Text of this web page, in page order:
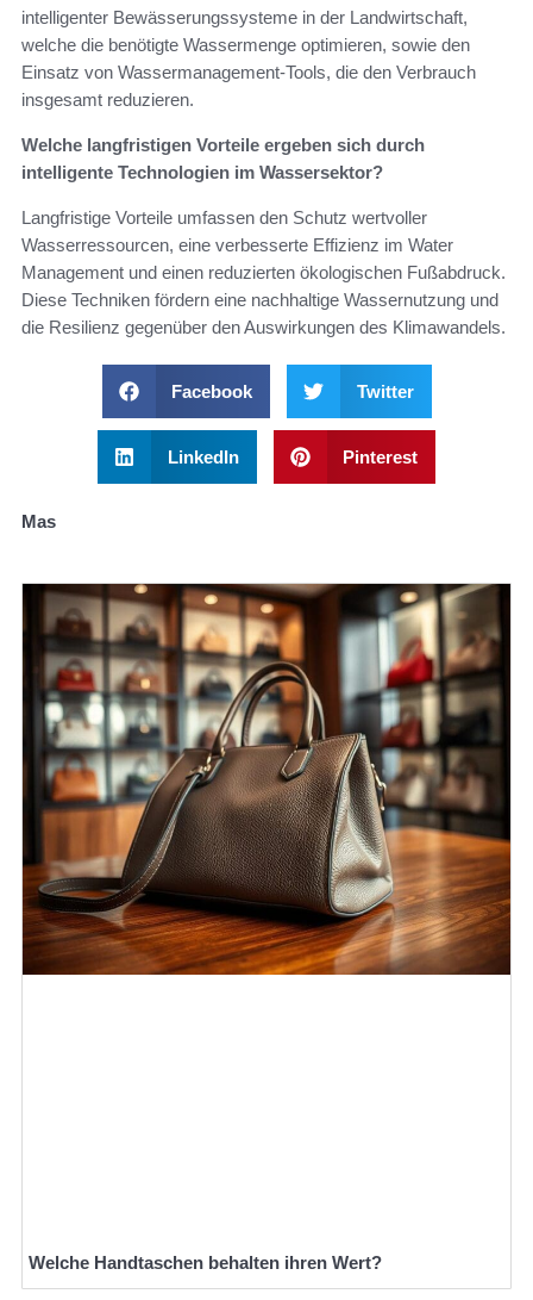
intelligenter Bewässerungssysteme in der Landwirtschaft,
welche die benötigte Wassermenge optimieren, sowie den
Einsatz von Wassermanagement-Tools, die den Verbrauch
insgesamt reduzieren.
Welche langfristigen Vorteile ergeben sich durch
intelligente Technologien im Wassersektor?
Langfristige Vorteile umfassen den Schutz wertvoller
Wasserressourcen, eine verbesserte Effizienz im Water
Management und einen reduzierten ökologischen Fußabdruck.
Diese Techniken fördern eine nachhaltige Wassernutzung und
die Resilienz gegenüber den Auswirkungen des Klimawandels.
Facebook Twitter
LinkedIn Pinterest
Mas
Welche Handtaschen behalten ihren Wert?